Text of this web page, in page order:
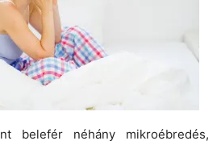
belefér néhány mikroébredés,